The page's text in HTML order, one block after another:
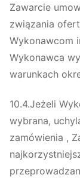
Zawarcie
związania
Wykonawcom
Wykonawca
warunkach
10.4.Jeżeli
wybrana,
zamówienia ,